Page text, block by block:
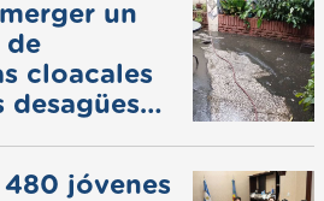
un
de
cloacales
desagües
jóvenes